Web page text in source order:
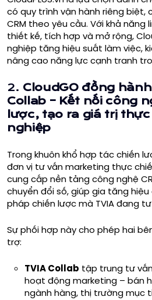
có quy trình vận hành riêng biệt,
CRM theo yêu cầu. Với khả
thiết kế, tích hợp và mở rộng,
nghiệp tăng hiệu suất làm việc,
nâng cao năng lực cạnh tranh
2. CloudGO đồng
Collab – Kết nối công
lược, tạo ra giá trị
nghiệp
Trong khuôn khổ hợp tác chiến
đơn vị tư vấn marketing thực
cung cấp nền tảng công nghệ
chuyển đổi số, giúp gia tăng
pháp chiến lược mà TVIA đang
Sự phối hợp này cho phép hai
trợ:
TVIA Collab tập trung tư
hoạt động marketing – bán
ngành hàng, thị trường mục